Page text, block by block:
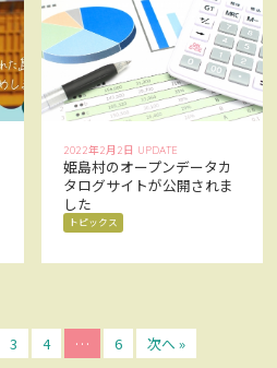
2022年2月2日 UPDATE
姫島村のオープンデータカ
タログサイトが公開されま
した
トピックス
3 4 … 6 次へ »